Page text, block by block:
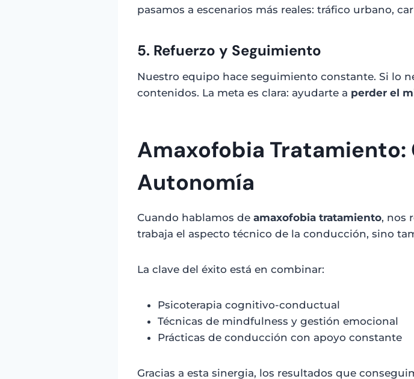
pasamos a escenarios más reales: tráfico urbano,
5. Refuerzo y Seguimiento
Nuestro equipo hace seguimiento constante. Si lo
contenidos. La meta es clara: ayudarte a perder el
Amaxofobia Tratamiento:
Autonomía
Cuando hablamos de amaxofobia tratamiento, nos
trabaja el aspecto técnico de la conducción, sino
La clave del éxito está en combinar:
Psicoterapia cognitivo-conductual
Técnicas de mindfulness y gestión emocional
Prácticas de conducción con apoyo constante
Gracias a esta sinergia, los resultados que